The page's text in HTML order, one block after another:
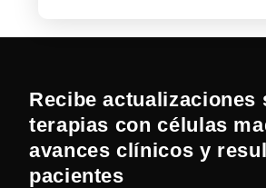
Recibe actualizaciones
terapias con células
avances clínicos y
pacientes